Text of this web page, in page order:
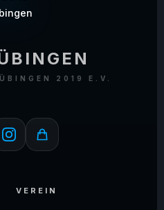
2019 E.V.
VEREIN